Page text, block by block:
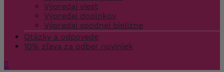
Výpredaj viest
Výpredaj doplnkov
Výpredaj spodnej bielizne
Otázky a odpovede
10% zľava za odber noviniek
